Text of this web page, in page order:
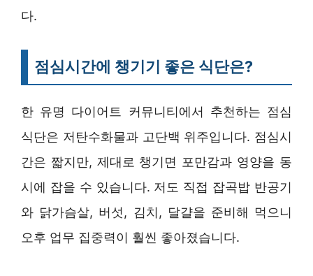
다.
점심시간에 챙기기 좋은 식단은?
한 유명 다이어트 커뮤니티에서 추천하는 점심
식단은 저탄수화물과 고단백 위주입니다. 점심시
간은 짧지만, 제대로 챙기면 포만감과 영양을 동
시에 잡을 수 있습니다. 저도 직접 잡곡밥 반공기
와 닭가슴살, 버섯, 김치, 달걀을 준비해 먹으니
오후 업무 집중력이 훨씬 좋아졌습니다.